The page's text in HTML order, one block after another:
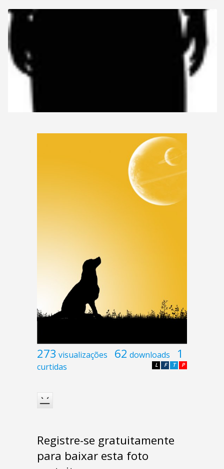
273 visualizações 62 downloads 1
curtidas P
T
F
L
Registre-se gratuitamente
para baixar esta foto